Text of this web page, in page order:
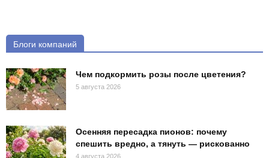
Блоги компаний
Чем подкормить розы после цветения?
5 августа 2026
Осенняя пересадка пионов: почему
спешить вредно, а тянуть — рискованно
4 августа 2026